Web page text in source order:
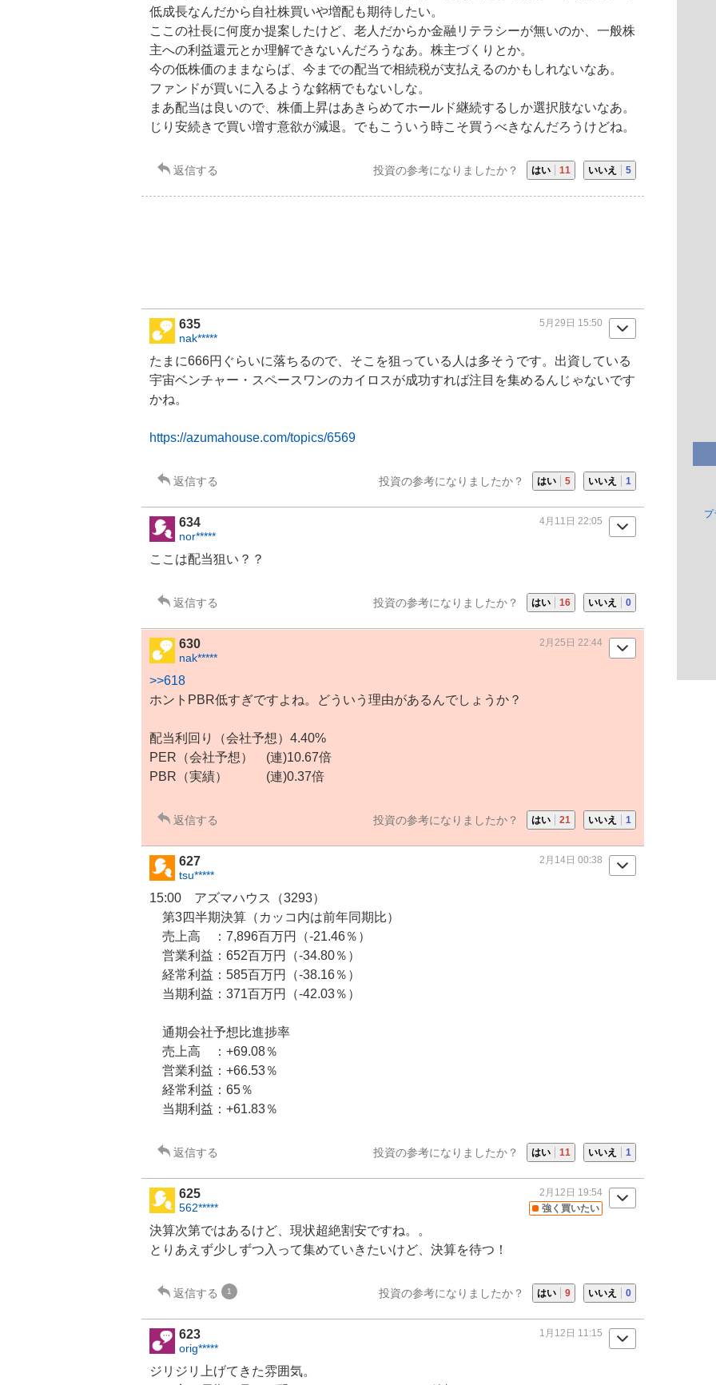
低成長なんだから自社株買いや増配も期待したい。
ここの社長に何度か提案したけど、老人だからか金融 リテラシーが無いのか、一般株
主への利益還元とか理解できないんだろうなあ。株主づくりとか。
今の低株価のままならば、今までの配当で相続税が支払えるのかもしれないなあ。
ファンドが買いに入るような銘柄でもないしな。
まあ配当は良いので、株価上昇はあきらめてホールド継続するしか選択肢ないなあ。
じり安続きで買い増す意欲が減退。でもこういう時こそ買うべきなんだろうけどね。
返信する 投資の参考になりましたか？ はい 11 いいえ 5
635
nak*****
5月29日 15:50
たまに666円ぐらいに落ちるので、そこを狙っている人は多そうです。出資している
宇宙ベンチャー・ スペース ワンのカイロスが成功すれば注目を集めるんじゃないです
かね。
https://azumahouse.com/topics/6569
返信する 投資の参考になりましたか？ はい 5 いいえ 1
634
nor*****
4月11日 22:05
ここは配当狙い？？
返信する 投資の参考になりましたか？ はい 16 いいえ 0
630
nak*****
2月25日 22:44
>>618
ホントPBR低すぎですよね。どういう理由があるんでしょうか？
配当利回り（会社予想）4.40%
PER（会社予想） (連)10.67倍
PBR（実績） (連)0.37倍
返信する 投資の参考になりましたか？ はい 21 いいえ 1
627
tsu*****
2月14日 00:38
15:00 アズマハウス
（3293）
第3四半期決算（カッコ内は前年同期比）
売上高 ：7,896百万円（-21.46％）
営業利益：652百万円（-34.80％）
経常利益：585百万円（-38.16％）
当期利益：371百万円（-42.03％）
通期会社予想比進捗率
売上高 ：+69.08％
営業利益：+66.53％
経常利益：65％
当期利益：+61.83％
返信する 投資の参考になりましたか？ はい 11 いいえ 1
625
562***** 強く買いたい
2月12日 19:54
決算次第ではあるけど、現状超絶割安ですね。。
とりあえず少しずつ入って集めていきたいけど、決算を待つ！
返信する 1 投資の参考になりましたか？ はい 9 いいえ 0
623
orig*****
1月12日 11:15
ジリジリ上げてきた雰囲気。
プ